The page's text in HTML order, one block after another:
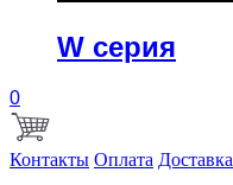
W серия
0
Контакты Оплата Доставка